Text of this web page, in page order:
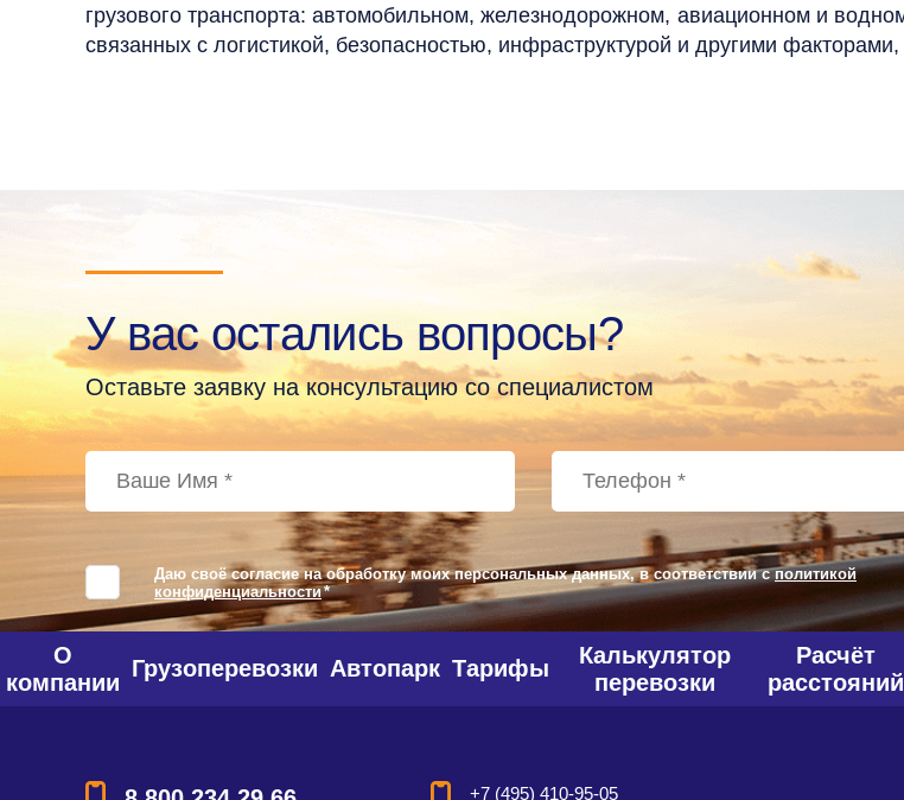
грузового транспорта: автомобильном, железнодорожном, авиационном и
связанных с логистикой, безопасностью, инфраструктурой и другими
У вас остались вопросы?
Оставьте заявку на консультацию со специалистом
Даю своё согласие на обработку моих персональных данных, в соответствии сполитикой
конфиденциальности*
О
компании
Грузоперевозки Автопарк Тарифы
Калькулятор
перевозки
Расчёт
расстояний
+7 (495) 410-95-05